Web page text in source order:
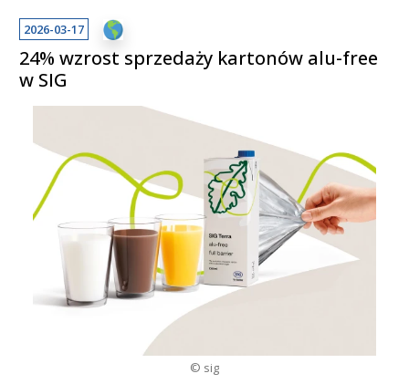
2026-03-17
24% wzrost sprzedaży kartonów alu-free
w SIG
© sig